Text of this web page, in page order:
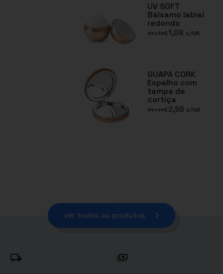
UV SOFT
Bálsamo labial
redondo
desde€1,08 s/IVA
GUAPA CORK
Espelho com
tampa de
cortiça
desde€2,58 s/IVA
ver todos os produtos